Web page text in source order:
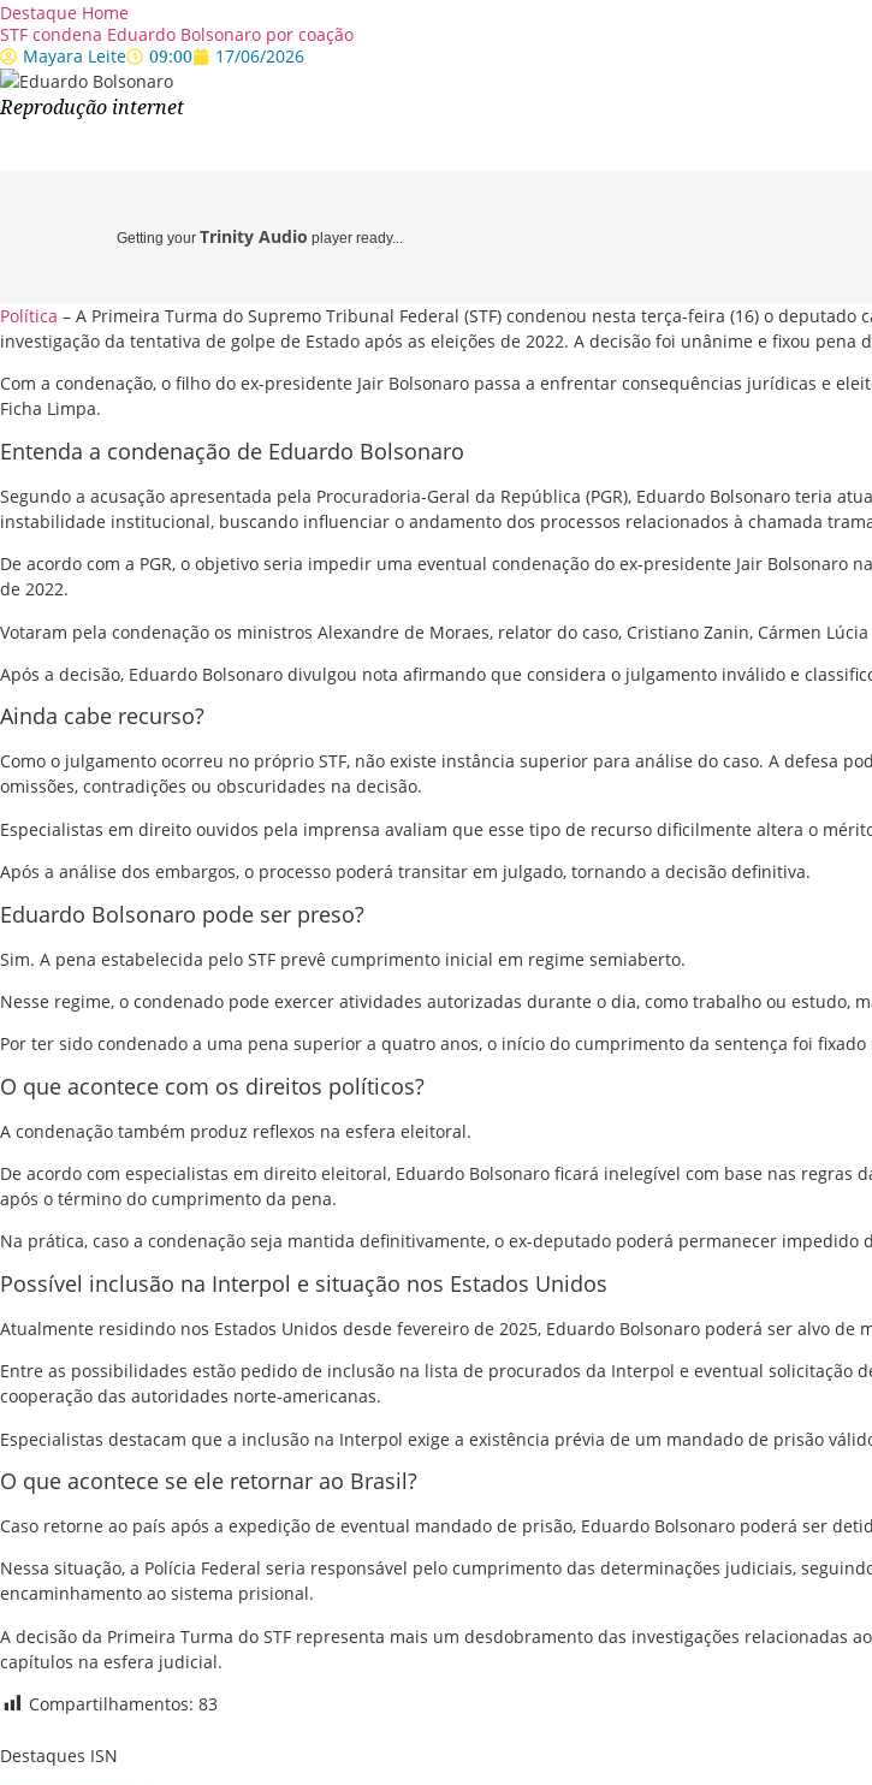
Destaque Home
STF condena Eduardo Bolsonaro por coação
Mayara Leite
09:00 17/06/2026
Reprodução internet
Getting your Trinity Audio player ready...
Política – A Primeira Turma do Supremo Tribunal Federal (STF) condenou nesta terça-feira (16) o deputado
investigação da tentativa de golpe de Estado após as eleições de 2022. A decisão foi unânime e fixou pena
Com a condenação, o filho do ex-presidente Jair Bolsonaro passa a enfrentar consequências jurídicas e
Ficha Limpa.
Entenda a condenação de Eduardo Bolsonaro
Segundo a acusação apresentada pela Procuradoria-Geral da República (PGR), Eduardo Bolsonaro teria
instabilidade institucional, buscando influenciar o andamento dos processos relacionados à chamada
De acordo com a PGR, o objetivo seria impedir uma eventual condenação do ex-presidente Jair
de 2022.
Votaram pela condenação os ministros Alexandre de Moraes, relator do caso, Cristiano Zanin, Cármen Lúcia
Após a decisão, Eduardo Bolsonaro divulgou nota afirmando que considera o julgamento inválido e
Ainda cabe recurso?
Como o julgamento ocorreu no próprio STF, não existe instância superior para análise do caso. A defesa
omissões, contradições ou obscuridades na decisão.
Especialistas em direito ouvidos pela imprensa avaliam que esse tipo de recurso dificilmente altera o
Após a análise dos embargos, o processo poderá transitar em julgado, tornando a decisão definitiva.
Eduardo Bolsonaro pode ser preso?
Sim. A pena estabelecida pelo STF prevê cumprimento inicial em regime semiaberto.
Nesse regime, o condenado pode exercer atividades autorizadas durante o dia, como trabalho ou
Por ter sido condenado a uma pena superior a quatro anos, o início do cumprimento da sentença foi
O que acontece com os direitos políticos?
A condenação também produz reflexos na esfera eleitoral.
De acordo com especialistas em direito eleitoral, Eduardo Bolsonaro ficará inelegível com base nas
após o término do cumprimento da pena.
Na prática, caso a condenação seja mantida definitivamente, o ex-deputado poderá permanecer
Possível inclusão na Interpol e situação nos Estados Unidos
Atualmente residindo nos Estados Unidos desde fevereiro de 2025, Eduardo Bolsonaro poderá ser alvo
Entre as possibilidades estão pedido de inclusão na lista de procurados da Interpol e eventual
cooperação das autoridades norte-americanas.
Especialistas destacam que a inclusão na Interpol exige a existência prévia de um mandado de prisão
O que acontece se ele retornar ao Brasil?
Caso retorne ao país após a expedição de eventual mandado de prisão, Eduardo Bolsonaro poderá ser
Nessa situação, a Polícia Federal seria responsável pelo cumprimento das determinações judiciais,
encaminhamento ao sistema prisional.
A decisão da Primeira Turma do STF representa mais um desdobramento das investigações relacionadas
capítulos na esfera judicial.
Compartilhamentos: 83
Destaques ISN